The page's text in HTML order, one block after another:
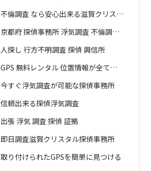
不倫調査 なら安心出来る滋賀クリスタル探偵事務所へご依頼
京都府 探偵事務所 浮気調査 不倫調査 専門 無料相談
人探し 行方不明調査 探偵 興信所
GPS 無料レンタル 位置情報が全てわかります
今すぐ浮気調査が可能な探偵事務所
信頼出来る探偵浮気調査
出張 浮気 調査 探偵 証拠
即日調査滋賀クリスタル探偵事務所
取り付けられたGPSを簡単に見つける